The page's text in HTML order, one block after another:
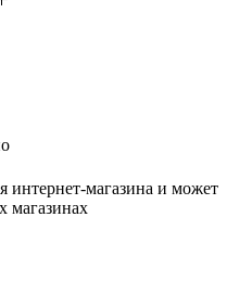
интернет-магазина и может
магазинах